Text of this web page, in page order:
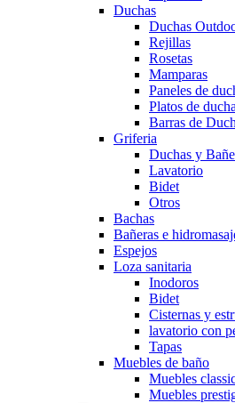
Duchas
Duchas
Rejillas
Rosetas
Mamparas
Paneles de
Platos de ducha
Barras de
Griferia
Duchas y
Lavatorio
Bidet
Otros
Bachas
Bañeras e
Espejos
Loza sanitaria
Inodoros
Bidet
Cisternas y
lavatorio con
Tapas
Muebles de baño
Muebles
Muebles